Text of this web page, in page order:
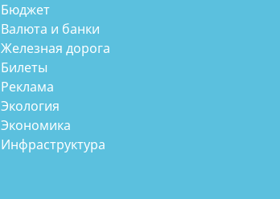
Бюджет
Валюта и банки
Железная дорога
Билеты
Реклама
Экология
Экономика
Инфраструктура